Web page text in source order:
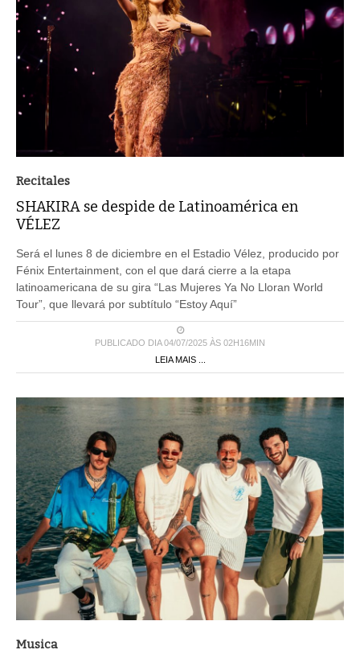
Recitales
SHAKIRA se despide de Latinoamérica en
VÉLEZ
Será el lunes 8 de diciembre en el Estadio Vélez, producido por
Fénix Entertainment, con el que dará cierre a la etapa
latinoamericana de su gira “Las Mujeres Ya No Lloran World
Tour”, que llevará por subtítulo “Estoy Aquí”
PUBLICADO DIA 04/07/2025 ÀS 02H16MIN
LEIA MAIS ...
Musica